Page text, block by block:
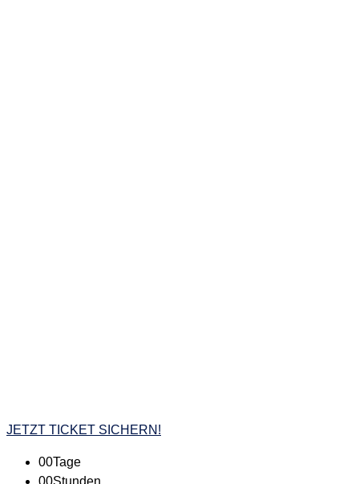
JETZT TICKET SICHERN!
00Tage
00Stunden